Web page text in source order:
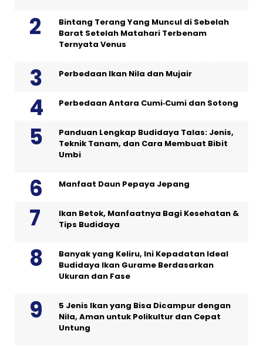
Bintang Terang Yang Muncul di Sebelah
Barat Setelah Matahari Terbenam
Ternyata Venus
Perbedaan Ikan Nila dan Mujair
Perbedaan Antara Cumi‑Cumi dan Sotong
Panduan Lengkap Budidaya Talas: Jenis,
Teknik Tanam, dan Cara Membuat Bibit
Umbi
Manfaat Daun Pepaya Jepang
Ikan Betok, Manfaatnya Bagi Kesehatan &
Tips Budidaya
Banyak yang Keliru, Ini Kepadatan Ideal
Budidaya Ikan Gurame Berdasarkan
Ukuran dan Fase
5 Jenis Ikan yang Bisa Dicampur dengan
Nila, Aman untuk Polikultur dan Cepat
Untung